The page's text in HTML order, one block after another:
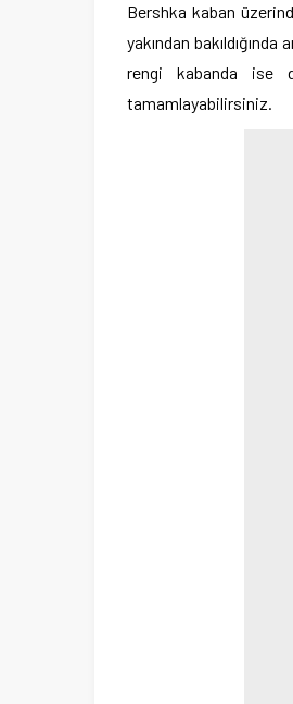
Bershka kaban
yakından
rengi kabanda ise
tamamlayabilirsiniz.